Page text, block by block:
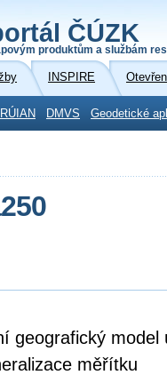
ČÚZK
produktům a službám
INSPIRE
RÚIAN DMVS Geodetické
geografický
měřítku